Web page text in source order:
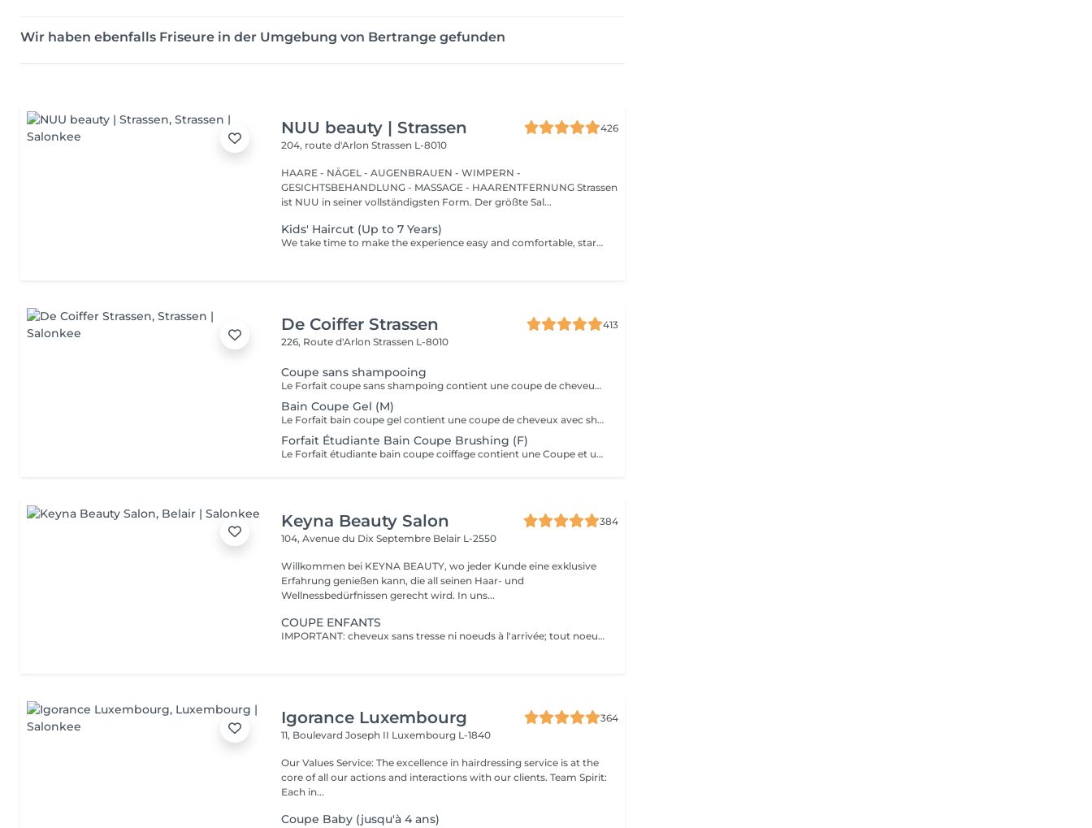
Wir haben ebenfalls Friseure in der Umgebung von Bertrange gefunden
NUU beauty | Strassen
426
204, route d'ArlonStrassen L-8010
HAARE - NÄGEL - AUGENBRAUEN - WIMPERN -
GESICHTSBEHANDLUNG - MASSAGE - HAARENTFERNUNG Strassen
ist NUU in seiner vollständigsten Form. Der größte Sal...
Kids' Haircut (Up to 7 Years)
We take time to make the experience easy and comfortable, starting with a short talk to understand the look you want, followed by a careful cut.
De Coiffer Strassen
413
226, Route d'ArlonStrassen L-8010
Coupe sans shampooing
Le Forfait coupe sans shampoing contient une coupe de cheveux sans shampoing pour les étudiants. En cas de questions veuillez appeler au +352 26 35 02 89.
Bain Coupe Gel (M)
Le Forfait bain coupe gel contient une coupe de cheveux avec shampoing et l'application d'un produit de finition (Gel, Cire, Laque, etc.) pour les étudiants. En cas de questions veuillez appeler au +352 26 35 02 89.
Forfait Étudiante Bain Coupe Brushing (F)
Le Forfait étudiante bain coupe coiffage contient une Coupe et un Brushing pour les étudiantes. Dépendant de la longueur des cheveux, le prix peut varier. En cas de questions veuillez appeler au +352 26 35 02 89.
Keyna Beauty Salon
384
104, Avenue du Dix Septembre Belair L-2550
Willkommen bei KEYNA BEAUTY, wo jeder Kunde eine exklusive
Erfahrung genießen kann, die all seinen Haar- und
Wellnessbedürfnissen gerecht wird. In uns...
COUPE ENFANTS
IMPORTANT: cheveux sans tresse ni noeuds à l'arrivée; tout noeuds ou tressage entraîne l'annulation et 50% de la prestation est retenu. Veuillez noter que si un enfant arrive au salon avec des poux, nous ne pourrons pas procéder à la coupe de cheveux pour des raisons de santé et de sécurité. Dans ce cas, le rendez-vous sera tout de même facturé en raison de l'horaire réservé, afin de compenser la perte de chiffre d'affaires. Nous comprenons que cela peut être une situation difficile, et nous vous encourageons à vérifier les cheveux de votre enfant avant le rendez-vous. Merci de votre compréhension !
Igorance Luxembourg
364
11, Boulevard Joseph II Luxembourg L-1840
Our Values Service: The excellence in hairdressing service is at the
core of all our actions and interactions with our clients. Team Spirit:
Each in...
Coupe Baby (jusqu'à 4 ans)